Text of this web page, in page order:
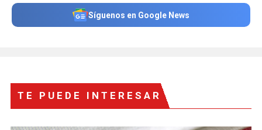
Síguenos en Google News
TE PUEDE INTERESAR